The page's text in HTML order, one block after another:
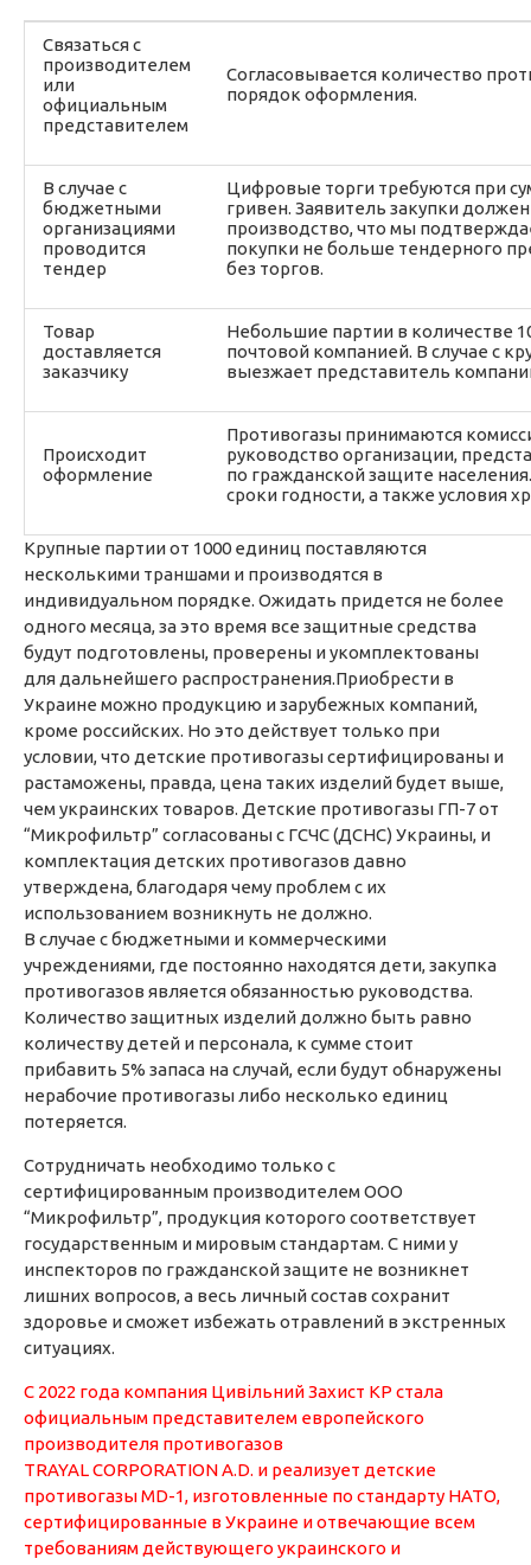
Связаться с
производителем
или
официальным
представителем
Согласовывается количество
порядок оформления.
В случае с
бюджетными
организациями
проводится
тендер
Цифровые торги требуются при
гривен. Заявитель закупки
производство, что мы
покупки не больше тендерного
без торгов.
Товар
доставляется
заказчику
Небольшие партии в количестве
почтовой компанией. В случае с
выезжает представитель
Происходит
оформление
Противогазы принимаются
руководство организации,
по гражданской защите
сроки годности, а также условия
Крупные партии от 1000 единиц поставляются
несколькими траншами и производятся в
индивидуальном порядке. Ожидать придется не более
одного месяца, за это время все защитные средства
будут подготовлены, проверены и укомплектованы
для дальнейшего распространения.Приобрести в
Украине можно продукцию и зарубежных компаний,
кроме российских. Но это действует только при
условии, что детские противогазы сертифицированы и
растаможены, правда, цена таких изделий будет выше,
чем украинских товаров. Детские противогазы ГП-7 от
“Микрофильтр” согласованы с ГСЧС (ДСНС) Украины, и
комплектация детских противогазов давно
утверждена, благодаря чему проблем с их
использованием возникнуть не должно.
В случае с бюджетными и коммерческими
учреждениями, где постоянно находятся дети, закупка
противогазов является обязанностью руководства.
Количество защитных изделий должно быть равно
количеству детей и персонала, к сумме стоит
прибавить 5% запаса на случай, если будут обнаружены
нерабочие противогазы либо несколько единиц
потеряется.
Сотрудничать необходимо только с
сертифицированным производителем ООО
“Микрофильтр”, продукция которого соответствует
государственным и мировым стандартам. С ними у
инспекторов по гражданской защите не возникнет
лишних вопросов, а весь личный состав сохранит
здоровье и сможет избежать отравлений в экстренных
ситуациях.
С 2022 года компания Цивільний Захист КР стала
официальным представителем европейского
производителя противогазов
TRAYAL CORPORATION A.D. и реализует детские
противогазы MD-1, изготовленные по стандарту НАТО,
сертифицированные в Украине и отвечающие всем
требованиям действующего украинского и